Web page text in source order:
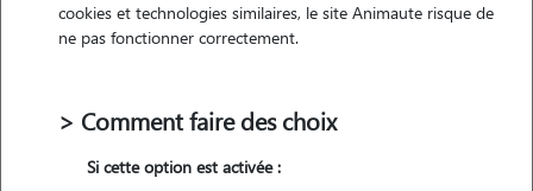
4 animaux
cookies et technologies similaires, le site Animaute risque de
ne pas fonctionner correctement.
> Comment faire des choix
Si cette option est activée :